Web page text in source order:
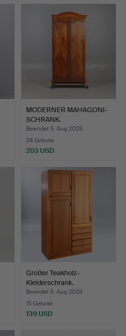
MODERNER MAHAGONI-
SCHRANK.
Beendet 5. Aug 2026
24 Gebote
203 USD
Großer Teakholz-
Kleiderschrank.
Beendet 5. Aug 2026
15 Gebote
139 USD